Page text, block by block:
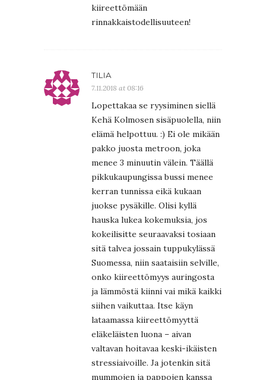
kiireettömään
rinnakkaistodellisuuteen!
TILIA
7.11.2018 at 08:16
Lopettakaa se ryysiminen siellä
Kehä Kolmosen sisäpuolella, niin
elämä helpottuu. :) Ei ole mikään
pakko juosta metroon, joka
menee 3 minuutin välein. Täällä
pikkukaupungissa bussi menee
kerran tunnissa eikä kukaan
juokse pysäkille. Olisi kyllä
hauska lukea kokemuksia, jos
kokeilisitte seuraavaksi tosiaan
sitä talvea jossain tuppukylässä
Suomessa, niin saataisiin selville,
onko kiireettömyys auringosta
ja lämmöstä kiinni vai mikä kaikki
siihen vaikuttaa. Itse käyn
lataamassa kiireettömyyttä
eläkeläisten luona – aivan
valtavan hoitavaa keski-ikäisten
stressiaivoille. Ja jotenkin sitä
mummojen ja pappojen kanssa